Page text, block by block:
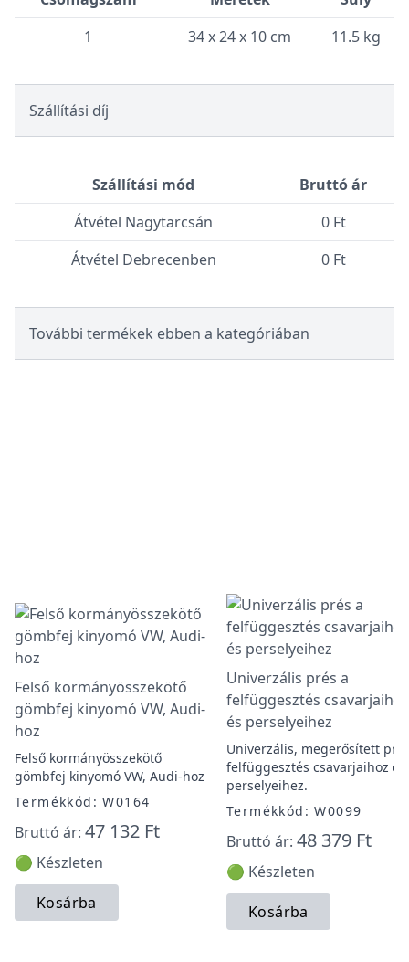
1
34 x 24 x 10 cm 11.5 kg
Szállítási díj
Szállítási mód
Bruttó ár
Átvétel Nagytarcsán
0 Ft
Átvétel Debrecenben
0 Ft
További termékek ebben a kategóriában
Felső kormányösszekötő
gömbfej kinyomó VW, Audi-
hoz
Felső kormányösszekötő
gömbfej kinyomó VW, Audi-hoz
Termékkód: W0164
Bruttó ár: 47 132 Ft
🟢 Készleten
Kosárba
Univerzális prés a
felfüggesztés csavarjaihoz
és perselyeihez
Univerzális, megerősített
felfüggesztés csavarjaihoz és
perselyeihez.
Termékkód: W0099
Bruttó ár: 48 379 Ft
🟢 Készleten
Kosárba